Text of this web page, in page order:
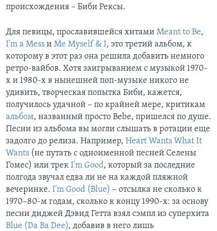
происхождения – Биби Рексы.
Для певицы, прославившейся хитами Meant to Be,
I'm a Mess и Me Myself & I, это третий альбом, к
которому в этот раз она решила добавить немного
ретро-вайбов. Хотя заигрыванием с музыкой 1970-
х и 1980-х в нынешней поп-музыке никого не
удивить, творческая попытка Биби, кажется,
получилось удачной – по крайней мере, критикам
альбом, названный просто Bebe, пришелся по душе.
Песни из альбома вы могли слышать в ротации еще
задолго до релиза. Например, Heart Wants What It
Wants (не путать с одноименной песней Селены
Гомес) или трек I'm Good, который за последние
полгода звучал едва ли не на каждой пляжной
вечеринке. I'm Good (Blue) – отсылка не сколько к
1970–80-м годам, сколько к концу 1990-х: за основу
песни диджей Дэвид Гетта взял сэмпл из суперхита
Blue (Da Ba Dee), добавив в него лишь